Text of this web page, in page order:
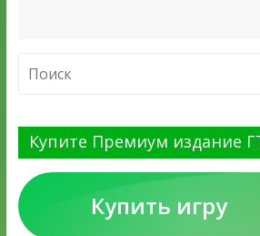
Купите Премиум издание
Купить игру